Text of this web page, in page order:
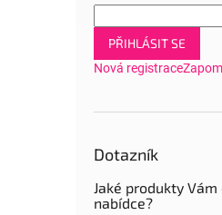
PŘIHLÁSIT SE
Nová registrace
Dotazník
Jaké produkty
nabídce?